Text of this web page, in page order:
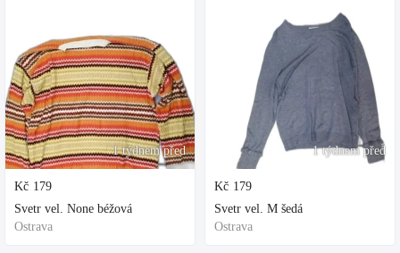
1 týdnem před
Kč 179
Svetr vel. None béžová
Ostrava
1 týdnem před
Kč 179
Svetr vel. M šedá
Ostrava